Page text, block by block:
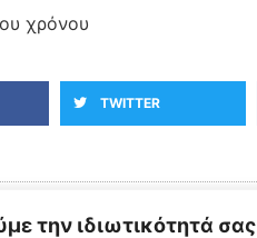
την ιδιωτικότητά σας
χρόνου
TWITTER